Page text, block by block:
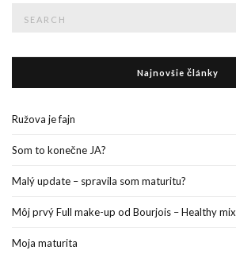
Najnovšie články
Ružova je fajn
Som to konečne JA?
Malý update – spravila som maturitu?
Môj prvý Full make-up od Bourjois – Healthy mix
Moja maturita